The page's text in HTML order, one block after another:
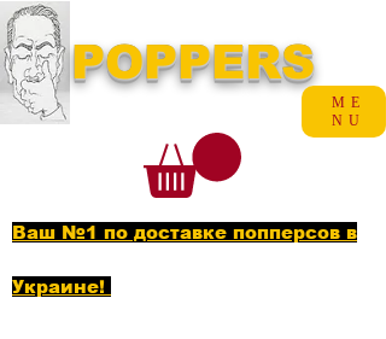
POPPERS
Ваш №1 по доставке попперсов в
Украине!
ME
NU